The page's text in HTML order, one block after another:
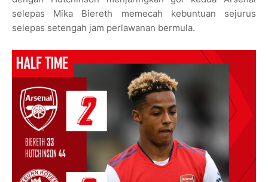
selepas Mika Biereth memecah kebuntuan sejurus
selepas setengah jam perlawanan bermula.